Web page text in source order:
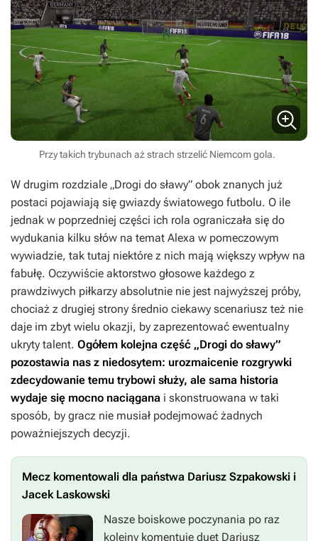
Przy takich trybunach aż strach strzelić Niemcom gola.
W drugim rozdziale „Drogi do sławy” obok znanych już
postaci pojawiają się gwiazdy światowego futbolu. O ile
jednak w poprzedniej części ich rola ograniczała się do
wydukania kilku słów na temat Alexa w pomeczowym
wywiadzie, tak tutaj niektóre z nich mają większy wpływ na
fabułę. Oczywiście aktorstwo głosowe każdego z
prawdziwych piłkarzy absolutnie nie jest najwyższej próby,
chociaż z drugiej strony średnio ciekawy scenariusz też nie
daje im zbyt wielu okazji, by zaprezentować ewentualny
ukryty talent. Ogółem kolejna część „Drogi do sławy”
pozostawia nas z niedosytem: urozmaicenie rozgrywki
zdecydowanie temu trybowi służy, ale sama historia
wydaje się mocno naciągana i skonstruowana w taki
sposób, by gracz nie musiał podejmować żadnych
poważniejszych decyzji.
Mecz komentowali dla państwa Dariusz Szpakowski i
Jacek Laskowski
Nasze boiskowe poczynania po raz
kolejny komentuje duet Dariusz